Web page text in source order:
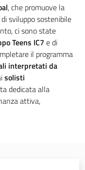
, che promuove la
sviluppo sostenibile
ci sono state
Teens IC7 e di
il programma
interpretati da
solisti
dedicata alla
attiva,